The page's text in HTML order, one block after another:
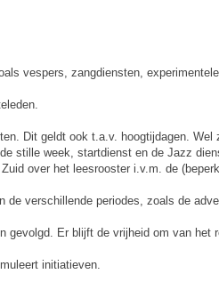
vespers, zangdiensten, experimentele
Dit geldt ook t.a.v. hoogtijdagen. Wel
stille week, startdienst en de Jazz
over het leesrooster i.v.m. de
de verschillende periodes, zoals de
gevolgd. Er blijft de vrijheid om van het
initiatieven.